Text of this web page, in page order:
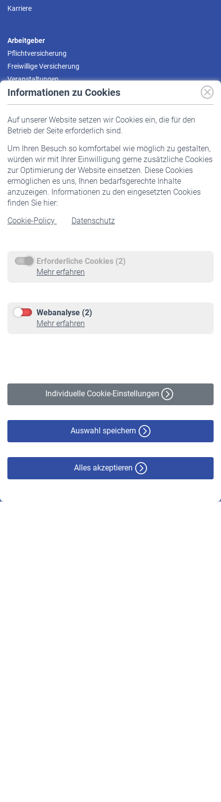
Informationen zu Cookies
Auf unserer Website setzen wir Cookies ein, die für den
Betrieb der Seite erforderlich sind.
Um Ihren Besuch so komfortabel wie möglich zu gestalten,
würden wir mit Ihrer Einwilligung gerne zusätzliche Cookies
zur Optimierung der Website einsetzen. Diese Cookies
ermöglichen es uns, Ihnen bedarfsgerechte Inhalte
anzuzeigen. Informationen zu den eingesetzten Cookies
finden Sie hier:
Cookie-Policy
Datenschutz
Erforderliche Cookies (2)
Mehr erfahren
Webanalyse (2)
Mehr erfahren
Individuelle Cookie-Einstellungen
Auswahl speichern
Alles akzeptieren
Karriere
Arbeitgeber
Pflichtversicherung
Freiwillige Versicherung
Veranstaltungen
Pflichtversicherung
Staatliche Förderung
Veranstaltungen
Rentner
Rentenbeginn
Rente beantragen
Service
Informationen
Online-Rechner
VBLnewsletter
Erklärung zur Barrierefreiheit
© VBL 2026